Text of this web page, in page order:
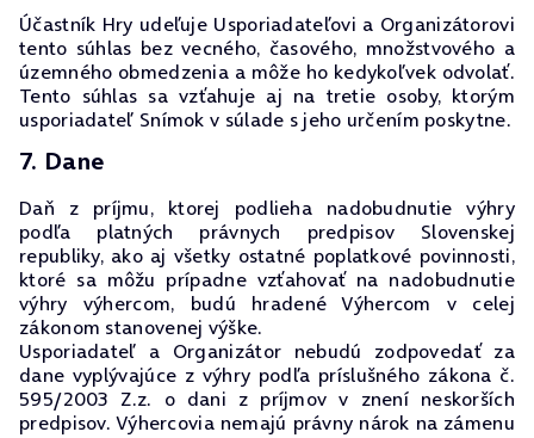
Účastník Hry udeľuje Usporiadateľovi a Organizátorovi
tento súhlas bez vecného, časového, množstvového a
územného obmedzenia a môže ho kedykoľvek odvolať.
Tento súhlas sa vzťahuje aj na tretie osoby, ktorým
usporiadateľ Snímok v súlade s jeho určením poskytne.
7. Dane
Daň z príjmu, ktorej podlieha nadobudnutie výhry
podľa platných právnych predpisov Slovenskej
republiky, ako aj všetky ostatné poplatkové povinnosti,
ktoré sa môžu prípadne vzťahovať na nadobudnutie
výhry výhercom, budú hradené Výhercom v celej
zákonom stanovenej výške.
Usporiadateľ a Organizátor nebudú zodpovedať za
dane vyplývajúce z výhry podľa príslušného zákona č.
595/2003 Z.z. o dani z príjmov v znení neskorších
predpisov. Výhercovia nemajú právny nárok na zámenu